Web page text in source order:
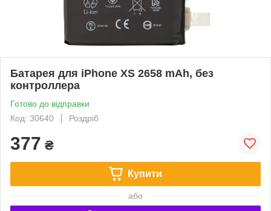
Батарея для iPhone XS 2658 mAh, без
контроллера
Готово до відправки
Код: 30640
Роздріб
377 ₴
Купити
або